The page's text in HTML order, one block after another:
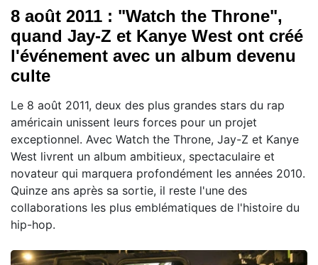
8 août 2011 : "Watch the Throne",
quand Jay-Z et Kanye West ont créé
l'événement avec un album devenu
culte
Le 8 août 2011, deux des plus grandes stars du rap
américain unissent leurs forces pour un projet
exceptionnel. Avec Watch the Throne, Jay-Z et Kanye
West livrent un album ambitieux, spectaculaire et
novateur qui marquera profondément les années 2010.
Quinze ans après sa sortie, il reste l'une des
collaborations les plus emblématiques de l'histoire du
hip-hop.